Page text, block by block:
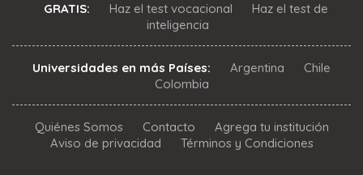
GRATIS: Haz el test vocacional
Haz el test de
inteligencia
Universidades en más Países: Argentina
Chile
Colombia
Quiénes Somos Contacto
Agrega tu institución
Aviso de privacidad
Términos y Condiciones